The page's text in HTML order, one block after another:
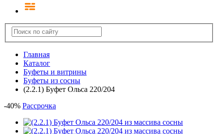
Главная
Каталог
Буфеты и витрины
Буфеты из сосны
(2.2.1) Буфет Ольса 220/204
-40% Рассрочка